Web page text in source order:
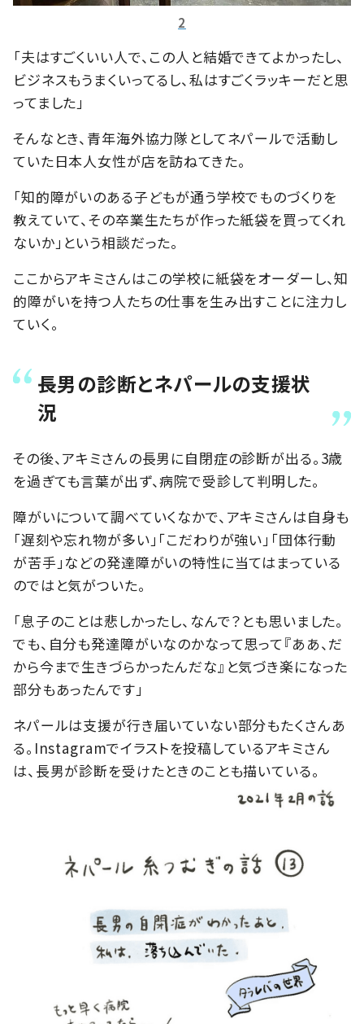
2
「夫はすごくいい人で、この人と結婚できてよかったし、
ビジネスもうまくいってるし、私はすごくラッキーだと思
ってました」
そんなとき、青年海外協力隊としてネパールで活動し
ていた日本人女性が店を訪ねてきた。
「知的障がいのある子どもが通う学校でものづくりを
教えていて、その卒業生たちが作った紙袋を買ってくれ
ないか」という相談だった。
ここからアキミさんはこの学校に紙袋をオーダーし、知
的障がいを持つ人たちの仕事を生み出すことに注力し
ていく。
長男の診断とネパールの支援状
況
その後、アキミさんの長男に自閉症の診断が出る。3歳
を過ぎても言葉が出ず、病院で受診して判明した。
障がいについて調べていくなかで、アキミさんは自身も
「遅刻や忘れ物が多い」「こだわりが強い」「団体行動
が苦手」などの発達障がいの特性に当てはまっている
のではと気がついた。
「息子のことは悲しかったし、なんで？とも思いました。
でも、自分も発達障がいなのかなって思って『ああ、だ
から今まで生きづらかったんだな』と気づき楽になった
部分もあったんです」
ネパールは支援が行き届いていない部分もたくさんあ
る。Instagramでイラストを投稿しているアキミさん
は、長男が診断を受けたときのことも描いている。